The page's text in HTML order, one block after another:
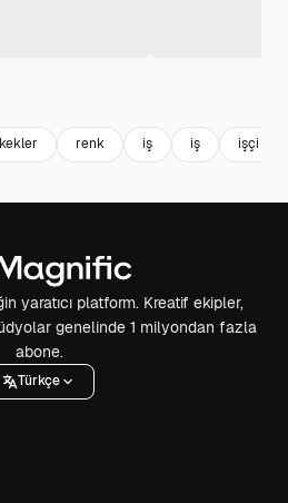
renk iş iş işçi
yaratıcı platform. Kreatif ekipler,
genelinde 1 milyondan fazla
abone.
Türkçe